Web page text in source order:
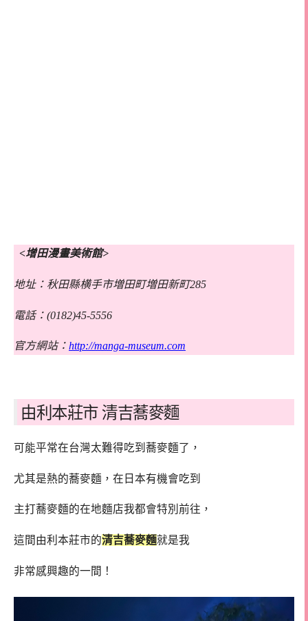
<增田漫畫美術館>
地址：秋田縣横手市増田町増田新町285
電話：(0182)45-5556
官方網站： http://manga-museum.com
由利本莊市 清吉蕎麥麵
可能平常在台灣太難得吃到蕎麥麵了，
尤其是熱的蕎麥麵，在日本有機會吃到
主打蕎麥麵的在地麵店我都會特別前往，
這間由利本莊市的清吉蕎麥麵就是我
非常感興趣的一間！